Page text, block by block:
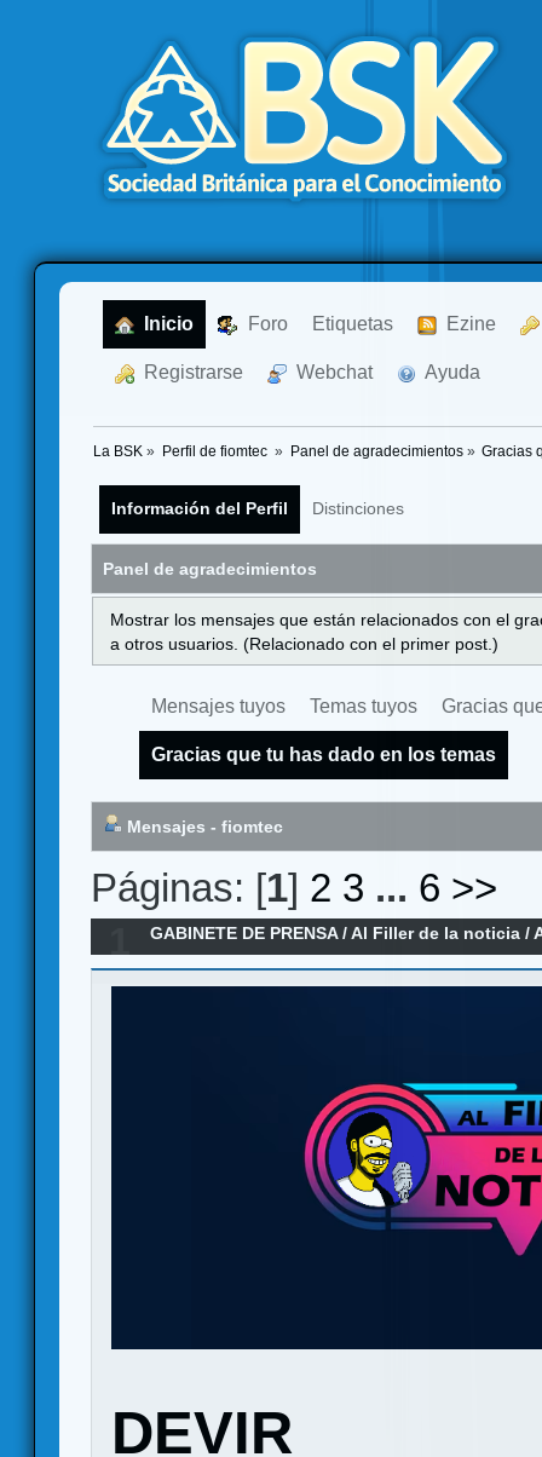
Inicio Foro Etiquetas Ezine
Registrarse Webchat Ayuda
La BSK » Perfil de fiomtec » Panel de agradecimientos» Gracias
Información del Perfil Distinciones
Panel de agradecimientos
Mostrar los mensajes que están relacionados con el
a otros usuarios. (Relacionado con el primer post.)
Mensajes tuyos Temas tuyos Gracias
Gracias que tu has dado en los temas
Mensajes - fiomtec
Páginas: [1] 2 3 ... 6 >>
GABINETE DE PRENSA/Al Filler de la noticia /
2026)
DEVIR